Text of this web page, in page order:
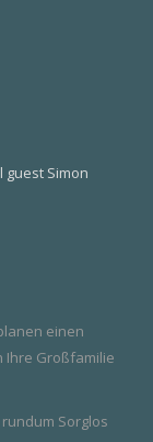
guest Simon
einen
Ihre Großfamilie
Sorglos